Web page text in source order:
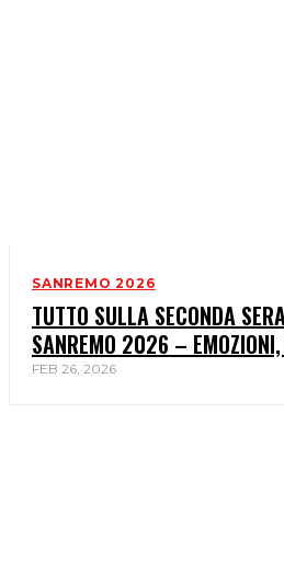
SANREMO 2026
TUTTO SULLA SECONDA
SANREMO 2026 –
FEB 26, 2026